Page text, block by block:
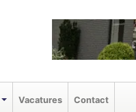
Vacatures Contact